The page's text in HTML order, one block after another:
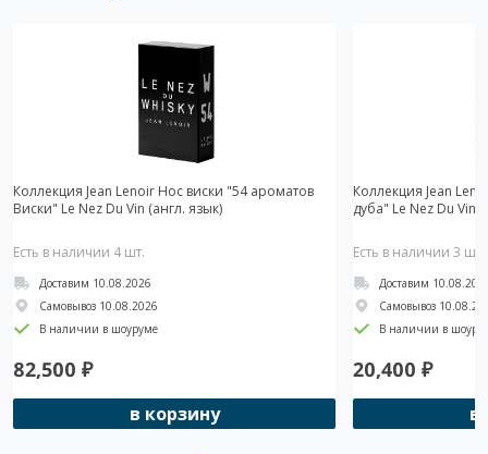
Коллекция Jean Lenoir Нос виcки "54 ароматов
Виски" Le Nez Du Vin (англ. язык)
Есть в наличии 4 шт.
82,500 ₽
Доставим 10.08.2026
Самовывоз 10.08.2026
В наличии в шоуруме
в корзину
Коллекция Jean
дуба" Le Nez Du Vin
Есть в наличии 3 шт.
20,400 ₽
Доставим
Самовывоз
В наличии в
в